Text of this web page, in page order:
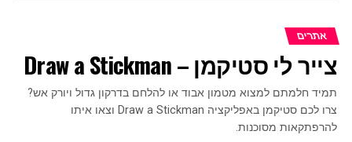
אתרים
צייר לי סטיקמן – Draw a Stickman
תמיד חלמתם למצוא מטמון אבוד או להלחם בדרקון גדול ויורק אש?
צרו לכם סטיקמן באפליקציה Draw a Stickman וצאו איתו
להרפתקאות מסוכנות.